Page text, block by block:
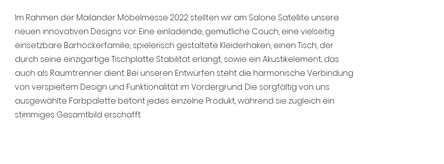
Im Rahmen der Mailänder Möbelmesse 2022 stellten wir am Salone Satellite unsere
neuen innovativen Designs vor: Eine einladende, gemütliche Couch, eine vielseitig
einsetzbare Barhockerfamilie, spielerisch gestaltete Kleiderhaken, einen Tisch, der
durch seine einzigartige Tischplatte Stabilität erlangt, sowie ein Akustikelement, das
auch als Raumtrenner dient. Bei unseren Entwürfen steht die harmonische Verbindung
von verspieltem Design und Funktionalität im Vordergrund. Die sorgfältig von uns
ausgewählte Farbpalette betont jedes einzelne Produkt, während sie zugleich ein
stimmiges Gesamtbild erschafft.